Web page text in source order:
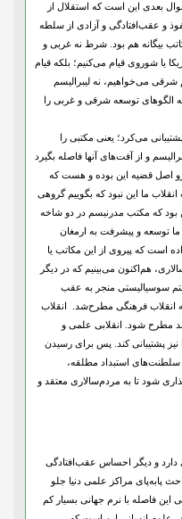
بعدی این است که استقلال از
و عقب‌افتادگی و آزادی از سلطه
بیگانه هم بود. شرط نه غربی و
یا شوروی قیام می‌کنیم؛ بلکه قیام
شرقی می‌خواهیم، نه لیبرالیسم
که الگوهای توسعه شرقی و غربی را
پشتیبانی می‌کرد؛ یعنی مکتبی را
و از آفت‌های آنها فاصله بگیرد
رو اصل قضیه این بوده و هست که
ما این نبود که بگوییم گروهی
بود که مکتب مدرنیسم در دو شاخه
ما توسعه و پیشرفت به ارمغان
است که پیروی از این مکاتب یا
هم‌اکنون می‌بینیم که در دیگر
سوسیالیستی منجر به عقب
انقلاب فرهنگی مطرح‌شد. انقلاب
مطرح شود. انقلابی علمی و
پشتیبانی ‌کند. پس برای رسیدن
سلطنت‌های استبداد مطلقه،
شود تا به مردم‌سالاری معتقد و
و دیگر احساس عقب‌افتادگی
پابه‌پای مراکز علمی دنیا جلو
فاصله با نرم جهانی بسیار کم